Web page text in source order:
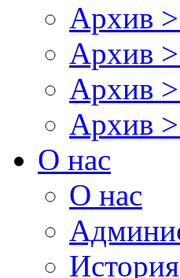
Архив
Архив
Архив
Архив
О нас
О нас
История